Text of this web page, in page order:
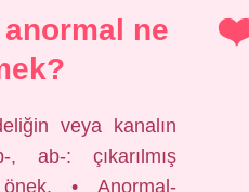
ne
veya kanalın
, ab-: çıkarılmış
• Anormal-